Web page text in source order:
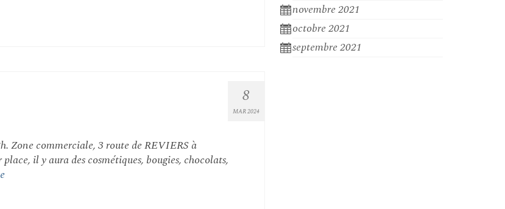
8
MAR 2024
Zone commerciale, 3 route de REVIERS à
il y aura des cosmétiques, bougies, chocolats,
novembre 2021
octobre 2021
septembre 2021